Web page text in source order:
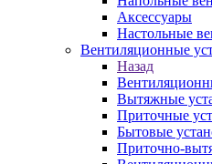
Аксессуары
Настольные
Вентиляционные
Назад
Вытяжные
Приточные
Бытовые
Приточно-